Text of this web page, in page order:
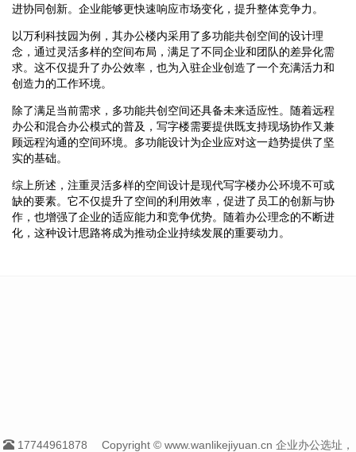
进协同创新。企业能够更快速响应市场变化，提升整体竞争力。
以万利科技园为例，其办公楼内采用了多功能共创空间的设计理
念，通过灵活多样的空间布局，满足了不同企业和团队的差异化需
求。这不仅提升了办公效率，也为入驻企业创造了一个充满活力和
创造力的工作环境。
除了满足当前需求，多功能共创空间还具备未来适应性。随着远程
办公和混合办公模式的普及，写字楼需要提供既支持现场协作又兼
顾远程沟通的空间环境。多功能设计为企业应对这一趋势提供了坚
实的基础。
综上所述，注重灵活多样的空间设计是现代写字楼办公环境不可或
缺的要素。它不仅提升了空间的利用效率，促进了员工的创新与协
作，也增强了企业的适应能力和竞争优势。随着办公理念的不断进
化，这种设计思路将成为推动企业持续发展的重要动力。
17744961878
Copyright © www.wanlikejiyuan.cn 企业办公选址，